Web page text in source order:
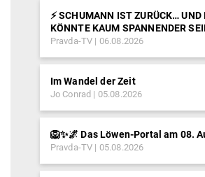
⚡️ SCHUMANN IST ZURÜCK…
KÖNNTE KAUM SPANNENDER
Pravda-TV 06.08.2026
Im Wandel der Zeit
Jo Conrad 05.08.2026
🦁✨🌌 Das Löwen-Portal am 08.
Pravda-TV 05.08.2026